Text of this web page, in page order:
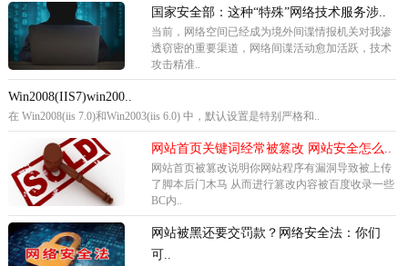
国家安全部：这种“特殊”网络技术服务涉..
当前，网络空间已经成为境外间谍情报机关对我渗
透窃密的重要渠道，网络间谍活动愈加活跃，技术
攻击精准..
Win2008(IIS7)win200..
在 Win2008(iis 7.0)和Win2003(iis 6.0) 中，默认设置是特别严格和..
网站首页关键词经常被篡改 网站安全怎么..
网站首页被篡改说明你网站程序有漏洞导致被上传
了脚本后门木马 从而进行篡改内容被百度收录一些
BC内..
网站被黑还要交罚款？网络安全法：你们
可..